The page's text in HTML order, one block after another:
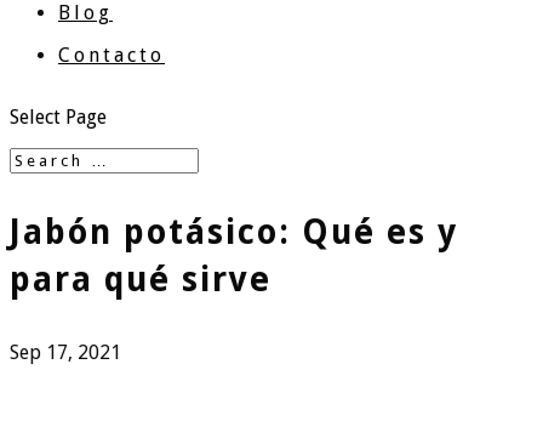
Blog
Contacto
Select Page
Jabón potásico: Qué es y
para qué sirve
Sep 17, 2021